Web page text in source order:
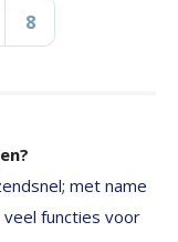
8
met name
functies voor